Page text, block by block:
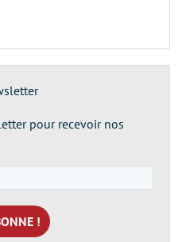
pour recevoir nos
e-
mail
*